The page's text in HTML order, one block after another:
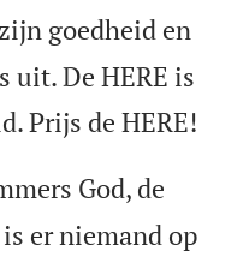
goedheid en
uit. De HERE is
Prijs de HERE!
God, de
er niemand op